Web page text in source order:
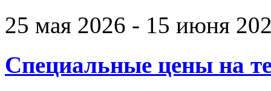
25 мая 2026 - 15 июня
Специальные цены на